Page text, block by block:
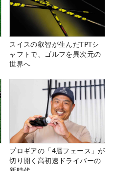
スイスの叡智が生んだTPTシ
ャフトで、ゴルフを異次元の
世界へ
プロギアの「4層フェース」が
切り開く高初速ドライバーの